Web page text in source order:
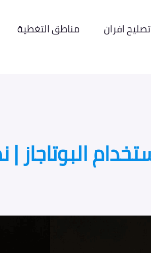
تصليح افران مناطق التغطية